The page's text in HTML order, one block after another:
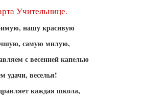
Учительнице.
нашу красивую
самую милую,
с весенней капелью
удачи, веселья!
каждая школа,